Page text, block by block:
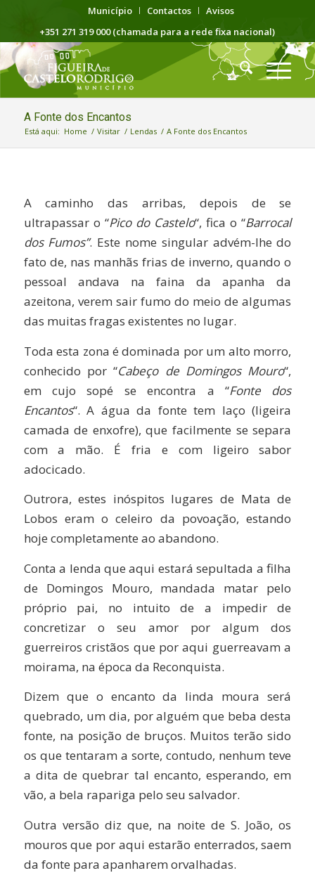
Município Contactos
Avisos
+351 271 319 000 (chamada para a rede fixa nacional)
A Fonte dos Encantos
Está aqui: Home / Visitar / Lendas / A Fonte dos Encantos
A caminho das arribas, depois de se
ultrapassar o “Pico do Castelo“, fica o “Barrocal
dos Fumos”. Este nome singular advém-lhe do
fato de, nas manhãs frias de inverno, quando o
pessoal andava na faina da apanha da
azeitona, verem sair fumo do meio de algumas
das muitas fragas existentes no lugar.
Toda esta zona é dominada por um alto morro,
conhecido por “Cabeço de Domingos Mouro“,
em cujo sopé se encontra a “Fonte dos
Encantos“. A água da fonte tem laço (ligeira
camada de enxofre), que facilmente se separa
com a mão. É fria e com ligeiro sabor
adocicado.
Outrora, estes inóspitos lugares de Mata de
Lobos eram o celeiro da povoação, estando
hoje completamente ao abandono.
Conta a lenda que aqui estará sepultada a filha
de Domingos Mouro, mandada matar pelo
próprio pai, no intuito de a impedir de
concretizar o seu amor por algum dos
guerreiros cristãos que por aqui guerreavam a
moirama, na época da Reconquista.
Dizem que o encanto da linda moura será
quebrado, um dia, por alguém que beba desta
fonte, na posição de bruços. Muitos terão sido
os que tentaram a sorte, contudo, nenhum teve
a dita de quebrar tal encanto, esperando, em
vão, a bela rapariga pelo seu salvador.
Outra versão diz que, na noite de S. João, os
mouros que por aqui estarão enterrados, saem
da fonte para apanharem orvalhadas.